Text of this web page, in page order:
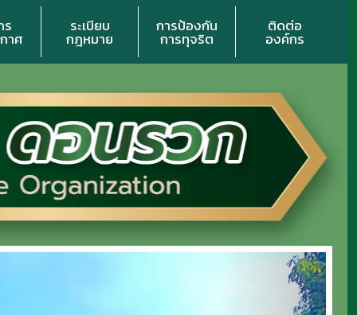
ร
าศ
ระเบียบ
กฎหมาย
การป้องกัน
การทุจริต
ติดต่อ
องค์กร